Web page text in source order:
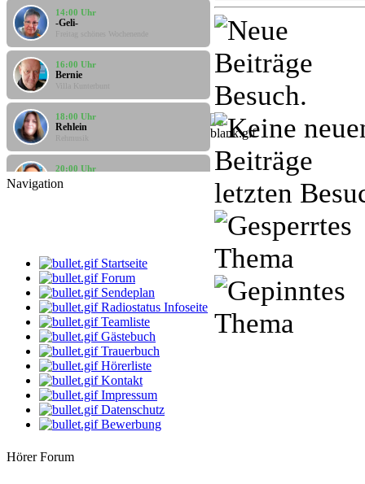
-Geli-
Freitag schönes Wochenende
Bernie
Villa Kunterbunt
Rehlein
Rehmusik
Apanatschi
Feierabend
12:00 Uhr
StarClub
Oldies von Oldie
14:00 Uhr
-Geli-
Freitag schönes Wochenende
16:00 Uhr
Bernie
Villa Kunterbunt
18:00 Uhr
Rehlein
Navigation
Startseite
Forum
Sendeplan
Radiostatus Infoseite
Teamliste
Gästebuch
Trauerbuch
Hörerliste
Kontakt
Impressum
Datenschutz
Bewerbung
Hörer Forum
Besuch.
letzten